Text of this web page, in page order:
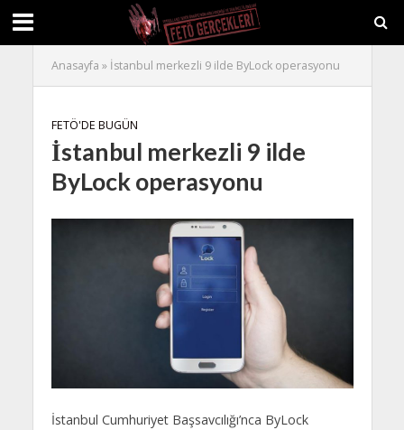
Anasayfa » İstanbul merkezli 9 ilde ByLock operasyonu
FETÖ'DE BUGÜN
İstanbul merkezli 9 ilde
ByLock operasyonu
İstanbul Cumhuriyet Başsavcılığı’nca ByLock